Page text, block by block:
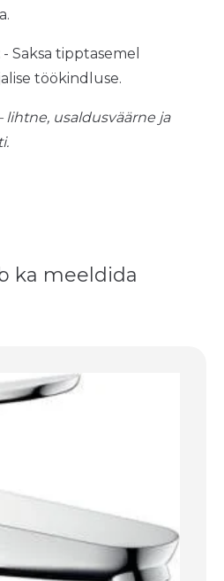
- Saksa tipptasemel
töökindluse.
lihtne, usaldusväärne ja
ka meeldida